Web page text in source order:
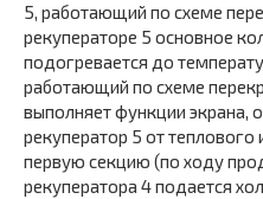
5, работающий по схеме
рекуператоре 5 основное
подогревается до
работающий по схеме
выполняет функции экрана,
рекуператор 5 от теплового
первую секцию (по ходу
рекуператора 4 подается